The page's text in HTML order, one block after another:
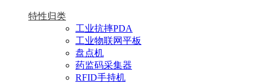
特性归类
工业抗摔PDA
工业物联网平板
盘点机
药监码采集器
RFID手持机